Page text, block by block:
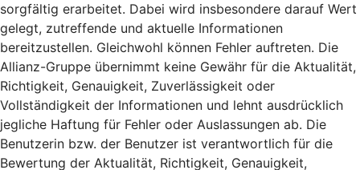
sorgfältig erarbeitet. Dabei wird insbesondere darauf Wert
gelegt, zutreffende und aktuelle Informationen
bereitzustellen. Gleichwohl können Fehler auftreten. Die
Allianz-Gruppe übernimmt keine Gewähr für die Aktualität,
Richtigkeit, Genauigkeit, Zuverlässigkeit oder
Vollständigkeit der Informationen und lehnt ausdrücklich
jegliche Haftung für Fehler oder Auslassungen ab. Die
Benutzerin bzw. der Benutzer ist verantwortlich für die
Bewertung der Aktualität, Richtigkeit, Genauigkeit,